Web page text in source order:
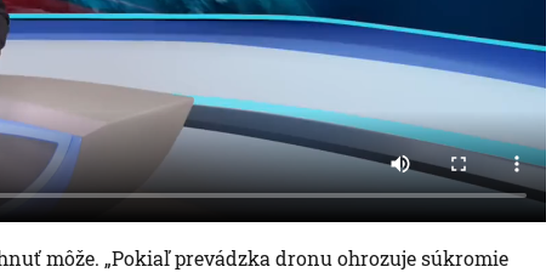
môže. „Pokiaľ prevádzka dronu ohrozuje súkromie